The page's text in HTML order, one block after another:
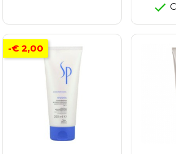
-€ 2,00